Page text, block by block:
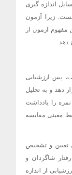
اندازه گیری
زیرا آزمون
مفهوم آزمون از
دهد.
پس ارزشیابی
دهد و به تحلیل
را یادداشت
معینی مقایسه
تعیین و تشخیص
شاگردان و
از اندازه